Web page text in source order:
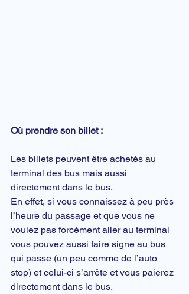
Où prendre son billet :
Les billets peuvent être achetés au
terminal des bus mais aussi
directement dans le bus.
En effet, si vous connaissez à peu près
l’heure du passage et que vous ne
voulez pas forcément aller au terminal
vous pouvez aussi faire signe au bus
qui passe (un peu comme de l’auto
stop) et celui-ci s’arrête et vous paierez
directement dans le bus.